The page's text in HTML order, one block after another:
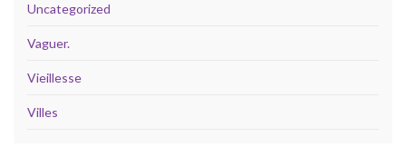
Uncategorized
Vaguer.
Vieillesse
Villes